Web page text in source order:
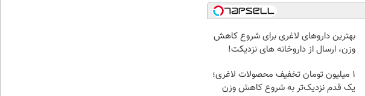
بهترین داروهای لاغری برای شروع کاهش
وزن، ارسال از داروخانه های نزدیکت!
۱ میلیون تومان تخفیف محصولات لاغری؛
یک قدم نزدیک‌تر به شروع کاهش وزن